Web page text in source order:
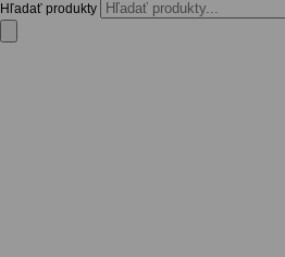
Hľadať produkty